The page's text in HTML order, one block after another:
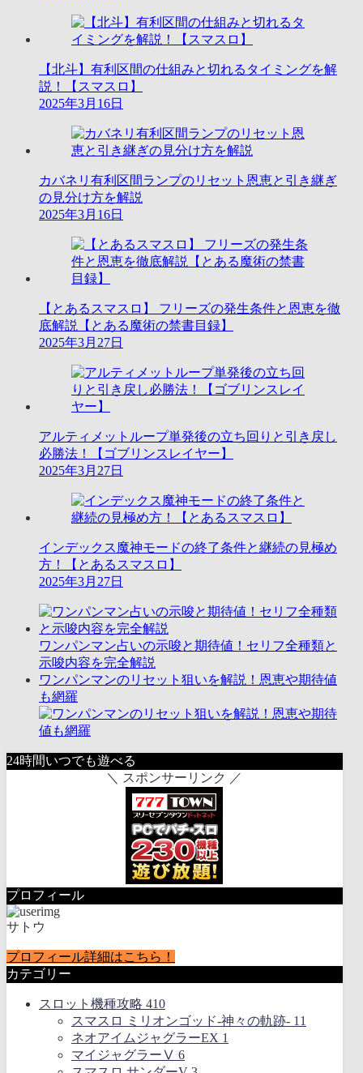
【北斗】有利区間の仕組みと切れるタイミングを解
説！【スマスロ】
2025年3月16日
カバネリ有利区間ランプのリセット恩恵と引き継ぎ
の見分け方を解説
2025年3月16日
【とあるスマスロ】 フリーズの発生条件と恩恵を徹
底解説【とある魔術の禁書目録】
2025年3月27日
アルティメットループ単発後の立ち回りと引き戻し
必勝法！【ゴブリンスレイヤー】
2025年3月27日
インデックス魔神モードの終了条件と継続の見極め
方！【とあるスマスロ】
2025年3月27日
ワンパンマン占いの示唆と期待値！セリフ全種類と
示唆内容を完全解説
ワンパンマンのリセット狙いを解説！恩恵や期待値
も網羅
24時間いつでも遊べる
＼ スポンサーリンク ／
プロフィール
サトウ
プロフィール詳細はこちら！
カテゴリー
スロット機種攻略 410
スマスロ ミリオンゴッド-神々の軌跡- 11
ネオアイムジャグラーEX 1
マイジャグラーⅤ 6